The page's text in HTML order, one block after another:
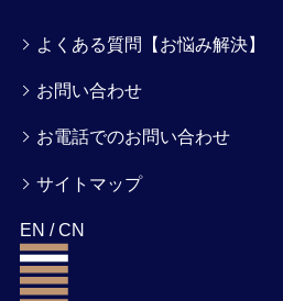
よくある質問【お悩み解決】
お問い合わせ
お電話でのお問い合わせ
サイトマップ
EN /CN